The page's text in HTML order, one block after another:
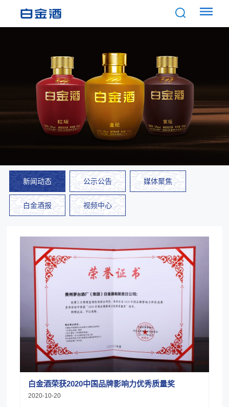
新闻动态 公示公告 媒体聚焦
白金酒报 视频中心
白金酒荣获2020中国品牌影响力优秀质量奖
2020-10-20